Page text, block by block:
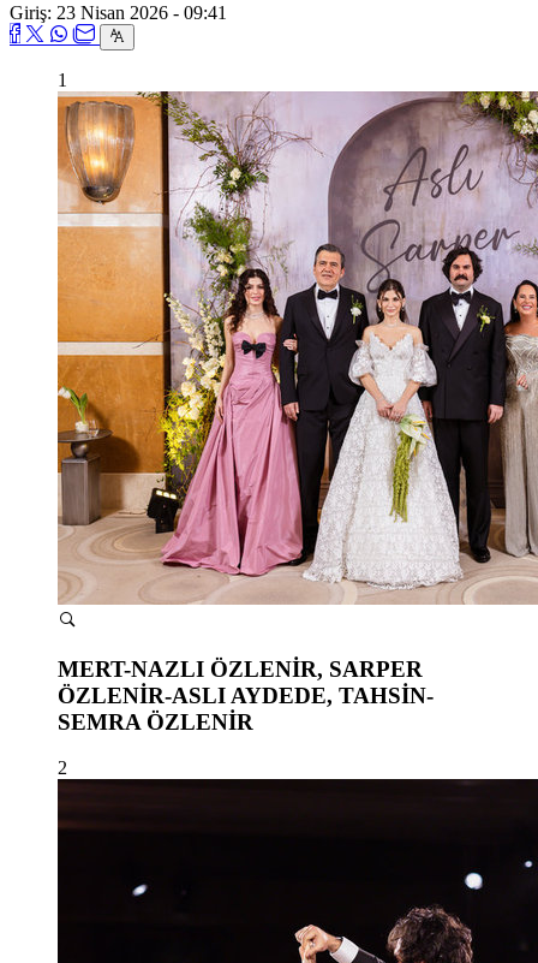
Giriş: 23 Nisan 2026 - 09:41
1
MERT-NAZLI ÖZLENİR, SARPER
ÖZLENİR-ASLI AYDEDE, TAHSİN-
SEMRA ÖZLENİR
2